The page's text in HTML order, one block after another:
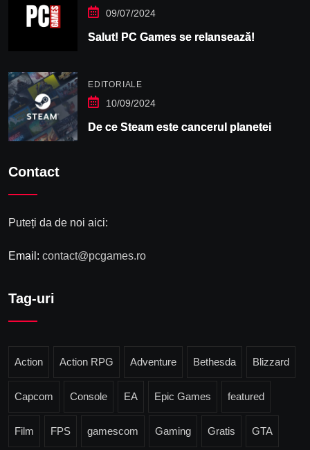
09/07/2024
Salut! PC Games se relansează!
EDITORIALE
10/09/2024
De ce Steam este cancerul planetei
Contact
Puteți da de noi aici:
Email: contact@pcgames.ro
Tag-uri
Action Action RPG Adventure Bethesda Blizzard
Capcom Console EA Epic Games featured
Film FPS gamescom Gaming Gratis GTA